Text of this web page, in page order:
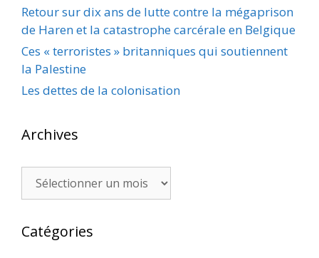
Retour sur dix ans de lutte contre la mégaprison
de Haren et la catastrophe carcérale en Belgique
Ces « terroristes » britanniques qui soutiennent
la Palestine
Les dettes de la colonisation
Archives
Archives
Catégories